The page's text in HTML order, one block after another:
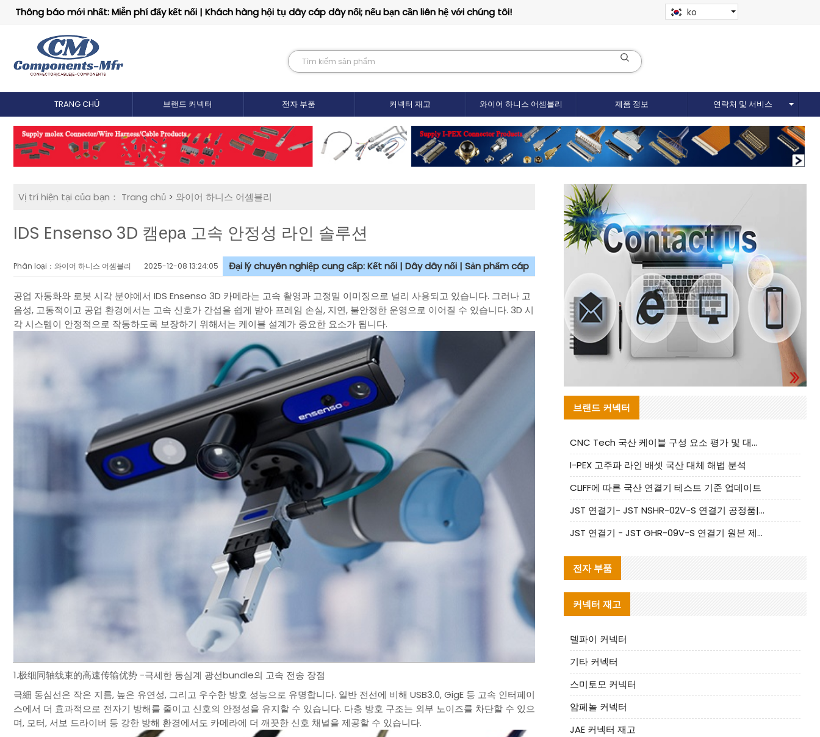
Thông báo mới nhất: Miễn phí đẩy kết nối | Khách hàng hội tụ dây cáp dây nối; nếu bạn cần liên hệ với chúng tôi! ko
TRANG CHỦ 브랜드 커넥터 전자 부품 커넥터 재고 와이어 하니스 어셈블리 제품 정보 연락처 및 서비스
Vị trí hiện tại của bạn： Trang chủ > 와이어 하니스 어셈블리
IDS Ensenso 3D 캠ера 고속 안정성 라인 솔루션
Phân loại：와이어 하니스 어셈블리 2025-12-08 13:24:05 Đại lý chuyên nghiệp cung cấp: Kết nối | Dây dây nối | Sản phẩm cáp
공업 자동화와 로봇 시각 분야에서 IDS Ensenso 3D 카메라는 고속 촬영과 고정밀 이미징으로 널리 사용되고 있습니다. 그러나 고
음성, 고동적이고 공업 환경에서는 고속 신호가 간섭을 쉽게 받아 프레임 손실, 지연, 불안정한 운영으로 이어질 수 있습니다. 3D 시
각 시스템이 안정적으로 작동하도록 보장하기 위해서는 케이블 설계가 중요한 요소가 됩니다.
1.极细同轴线束的高速传输优势 -극세한 동심계 광선bundle의 고속 전송 장점
극細 동심선은 작은 지름, 높은 유연성, 그리고 우수한 방호 성능으로 유명합니다. 일반 전선에 비해 USB3.0, GigE 등 고속 인터페이
스에서 더 효과적으로 전자기 방해를 줄이고 신호의 안정성을 유지할 수 있습니다. 다층 방호 구조는 외부 노이즈를 차단할 수 있으
며, 모터, 서보 드라이버 등 강한 방해 환경에서도 카메라에 더 깨끗한 신호 채널을 제공할 수 있습니다.
브랜드 커넥터
CNC Tech 국산 케이블 구성 요소 평가 및 대량 생산 적합성 가이드
I-PEX 고주파 라인 배셋 국산 대체 해법 분석
CLIFF에 따른 국산 연결기 테스트 기준 업데이트
JST 연결기- JST NSHR-02V-S 연결기 공정품|대체품 제공
JST 연결기 - JST GHR-09V-S 연결기 원본 제품 제공 | 대체품 제공
전자 부품
커넥터 재고
델파이 커넥터
기타 커넥터
스미토모 커넥터
암페놀 커넥터
JAE 커넥터 재고